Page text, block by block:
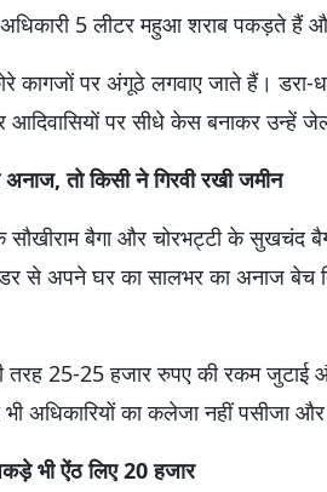
5 लीटर महुआ शराब पकड़ते हैं
कागजों पर अंगूठे लगवाए जाते हैं।
पर सीधे केस बनाकर उन्हें
तो किसी ने गिरवी रखी जमीन
सौखीराम बैगा और चोरभट्टी के सुखचंद
से अपने घर का सालभर का अनाज बेच
तरह 25-25 हजार रुपए की रकम जुटाई
अधिकारियों का कलेजा नहीं पसीजा
भी ऐंठ लिए 20 हजार